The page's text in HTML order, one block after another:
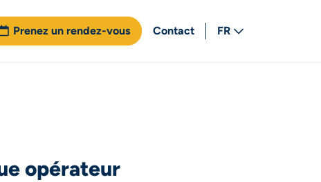
Prenez un rendez-vous Contact
FR
opérateur